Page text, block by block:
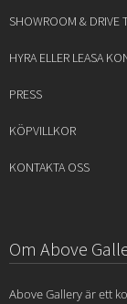
SHOWROOM & DRIVE
HYRA ELLER LEASA
PRESS
KÖPVILLKOR
KONTAKTA OSS
Om Above
Above Gallery är ett